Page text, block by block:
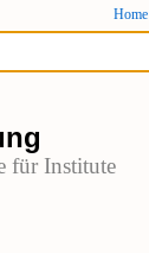
Home
für Institute